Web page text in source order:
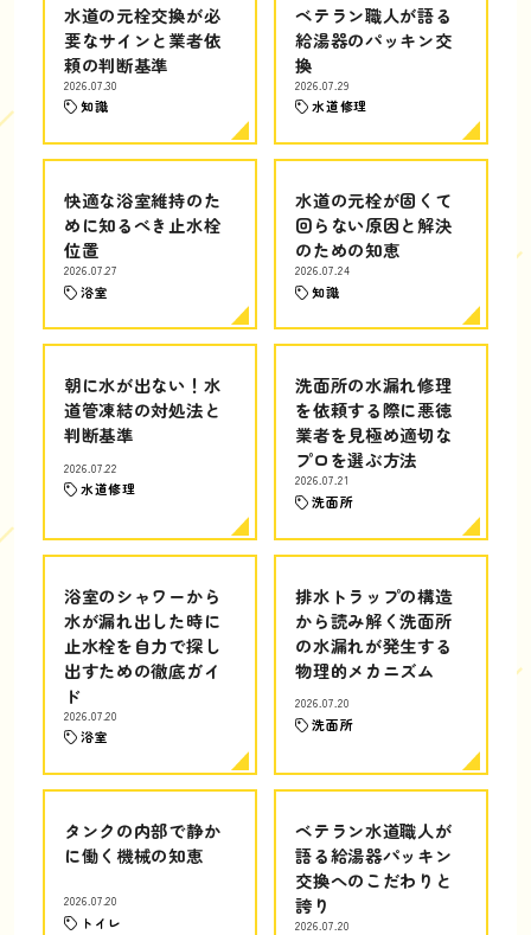
水道の元栓交換が必
要なサインと業者依
頼の判断基準
2026.07.30
知識
ベテラン職人が語る
給湯器のパッキン交
換
2026.07.29
水道修理
快適な浴室維持のた
めに知るべき止水栓
位置
2026.07.27
浴室
水道の元栓が固くて
回らない原因と解決
のための知恵
2026.07.24
知識
朝に水が出ない！水
道管凍結の対処法と
判断基準
2026.07.22
水道修理
洗面所の水漏れ修理
を依頼する際に悪徳
業者を見極め適切な
プロを選ぶ方法
2026.07.21
洗面所
浴室のシャワーから
水が漏れ出した時に
止水栓を自力で探し
出すための徹底ガイ
ド
2026.07.20
浴室
排水トラップの構造
から読み解く洗面所
の水漏れが発生する
物理的メカニズム
2026.07.20
洗面所
タンクの内部で静か
に働く機械の知恵
2026.07.20
トイレ
ベテラン水道職人が
語る給湯器パッキン
交換へのこだわりと
誇り
2026.07.20